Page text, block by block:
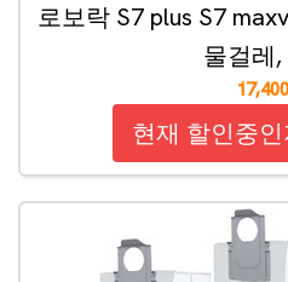
로보락 S7 plus S7
물걸레,
현재 할인중